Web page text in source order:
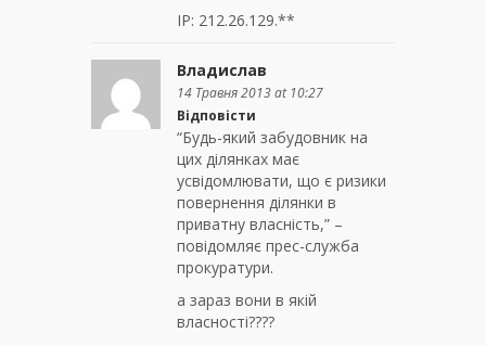
IP: 212.26.129.**
Владислав
14 Травня 2013 at 10:27
Відповісти
“Будь-який забудовник на
цих ділянках має
усвідомлювати, що є ризики
повернення ділянки в
приватну власність,” –
повідомляє прес-служба
прокуратури.
а зараз вони в якій
власності????